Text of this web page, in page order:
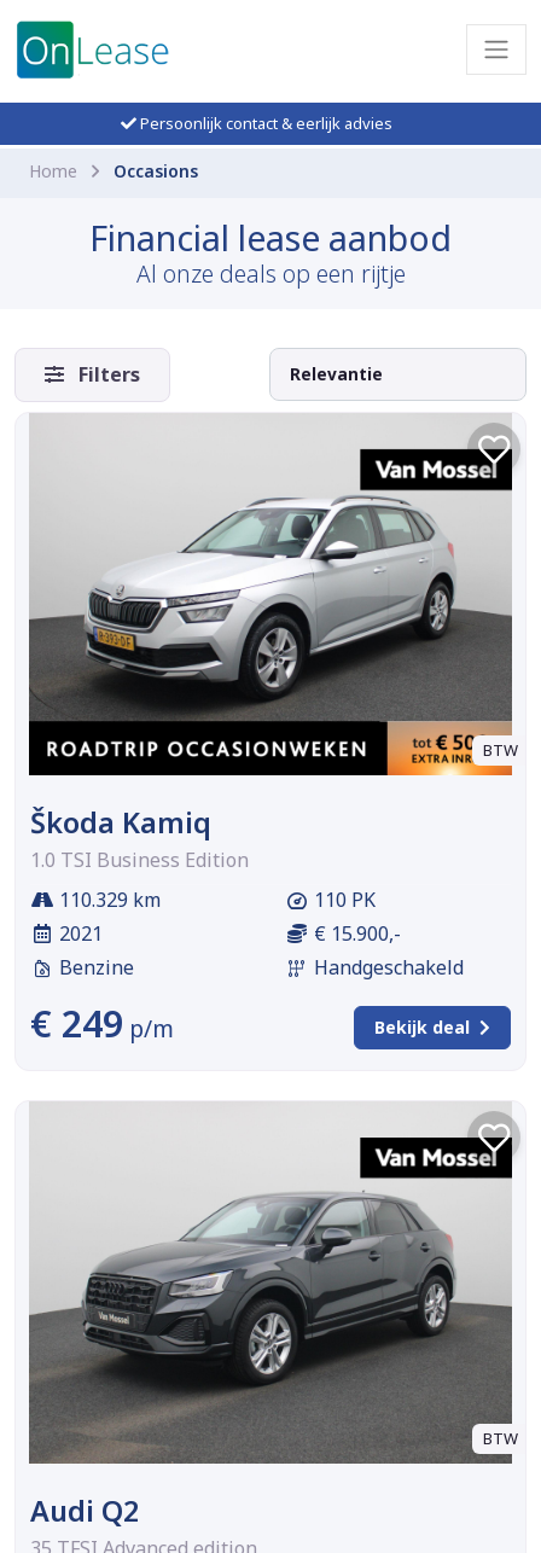
Persoonlijk contact & eerlijk advies
Home Occasions
Financial lease aanbod
Al onze deals op een rijtje
Filters
BTW
Škoda Kamiq
1.0 TSI Business Edition
110.329 km
2021
Benzine
110 PK
€ 15.900,-
Handgeschakeld
€ 249 p/m Bekijk deal
BTW
Audi Q2
35 TFSI Advanced edition